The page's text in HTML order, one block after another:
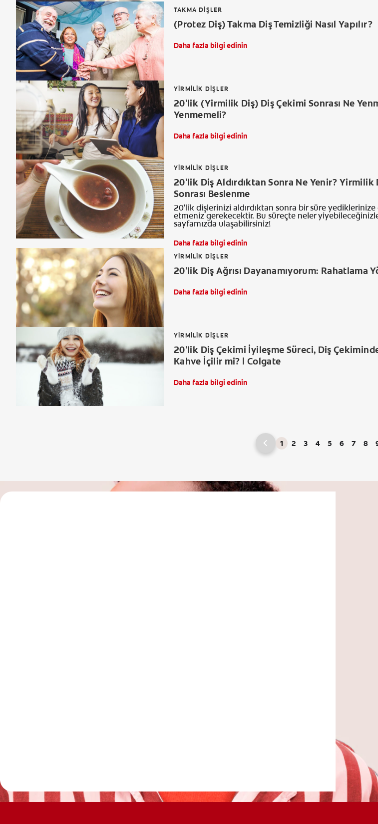
TAKMA DIŞLER
(Protez Diş) Takma Diş Temizliği Nasıl Yapılır?
Daha fazla bilgi edinin
YIRMILIK DIŞLER
20'lik (Yirmilik Diş) Diş Çekimi Sonrası Ne
Yenmemeli?
Daha fazla bilgi edinin
YIRMILIK DIŞLER
20'lik Diş Aldırdıktan Sonra Ne Yenir? Yirmilik
Sonrası Beslenme
20'lik dişlerinizi aldırdıktan sonra bir süre
etmeniz gerekecektir. Bu süreçte neler
sayfamızda ulaşabilirsiniz!
Daha fazla bilgi edinin
YIRMILIK DIŞLER
20'lik Diş Ağrısı Dayanamıyorum: Rahatlama
Daha fazla bilgi edinin
YIRMILIK DIŞLER
20'lik Diş Çekimi İyileşme Süreci, Diş
Kahve İçilir mi? | Colgate
Daha fazla bilgi edinin
1 2 3 4 5 6 7 8